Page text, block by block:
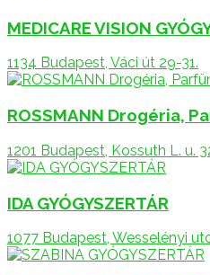
MEDICARE VISION
1134 Budapest, Váci út 29-31.
ROSSMANN Drogéria,
1201 Budapest, Kossuth L. u.
IDA GYÓGYSZERTÁR
1077 Budapest, Wesselényi